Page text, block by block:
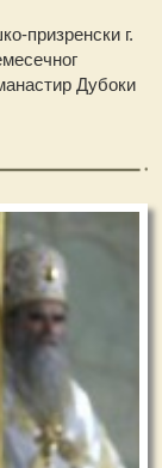
призренски г.
Дубоки